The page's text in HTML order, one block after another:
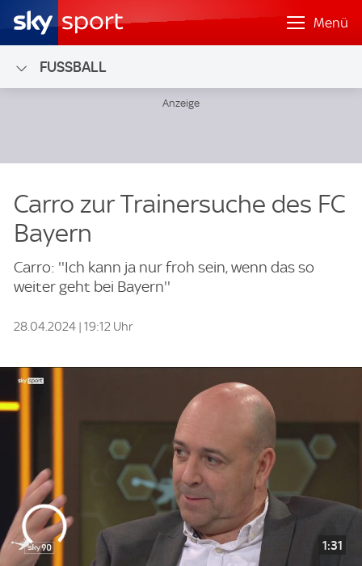
Menü
FUSSBALL
Carro zur Trainersuche des FC
Bayern
Carro: ''Ich kann ja nur froh sein, wenn das so
weiter geht bei Bayern''
28.04.2024 | 19:12 Uhr
1:31